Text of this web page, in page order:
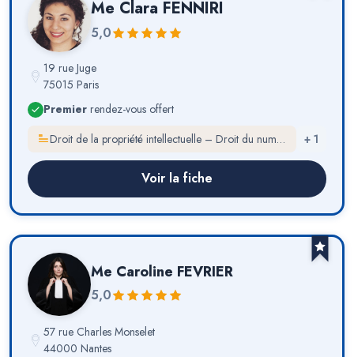
Me Clara FENNIRI
5,0
19 rue Juge
75015 Paris
Premier rendez-vous offert
Droit de la propriété intellectuelle – Droit du numérique
+ 1
Voir la fiche
Me Caroline FEVRIER
5,0
57 rue Charles Monselet
44000 Nantes